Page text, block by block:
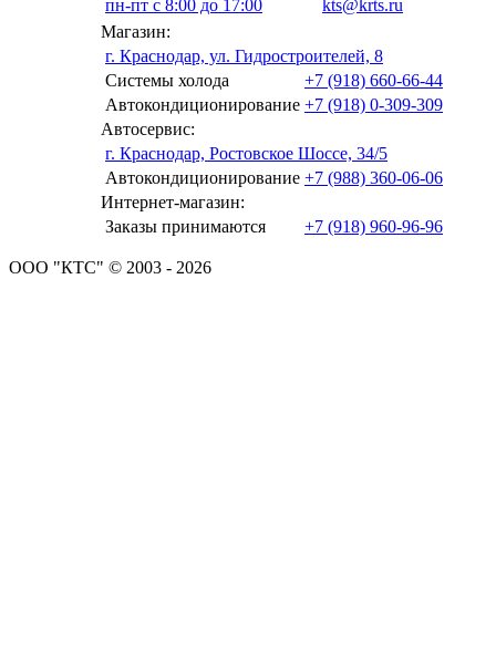
пн-пт с 8:00 до 17:00
kts@krts.ru
Магазин:
г. Краснодар, ул. Гидростроителей, 8
Системы холода
+7 (918) 660-66-44
Автокондиционирование +7 (918) 0-309-309
Автосервис:
г. Краснодар, Ростовское Шоссе, 34/5
Автокондиционирование +7 (988) 360-06-06
Интернет-магазин:
Заказы принимаются
+7 (918) 960-96-96
ООО "КТС" © 2003 - 2026